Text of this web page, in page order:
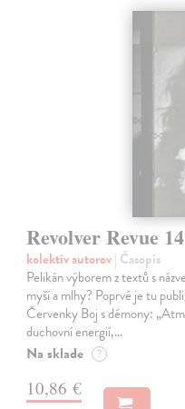
Revolver Revue
kolektív autorov| Časopis
Pelikán výborem z textů s
myší a mlhy? Poprvé je tu
Červenky Boj s démony:
duchovní energií,…
Na sklade ?
10,86 €